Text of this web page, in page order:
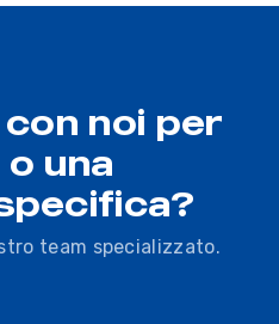
noi per
una
team specializzato.